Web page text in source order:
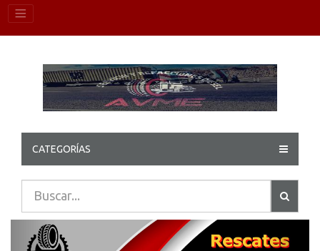
CATEGORÍAS
Previous